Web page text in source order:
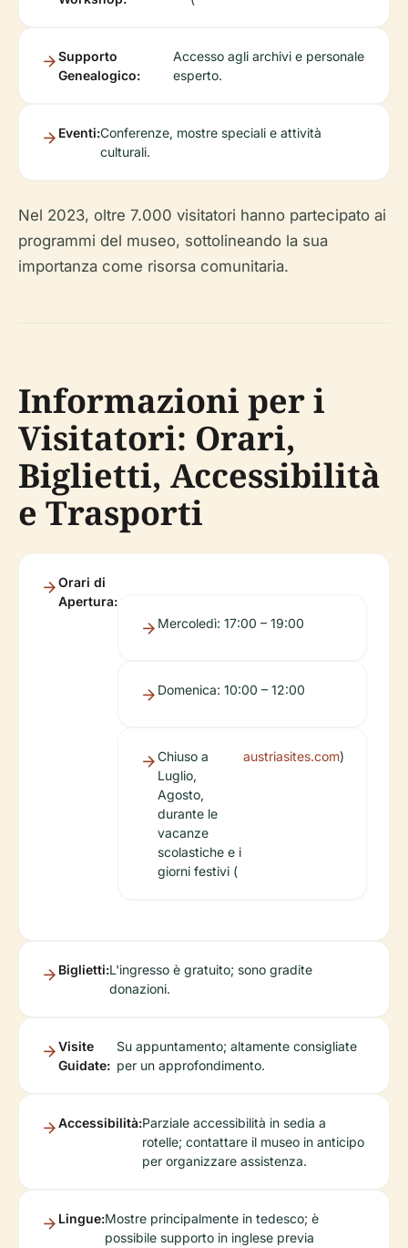
Supporto
Genealogico:
Accesso agli archivi e personale
esperto.
Eventi:Conferenze, mostre speciali e attività
culturali.
Nel 2023, oltre 7.000 visitatori hanno partecipato ai
programmi del museo, sottolineando la sua
importanza come risorsa comunitaria.
Informazioni per i
Visitatori: Orari,
Biglietti, Accessibilità
e Trasporti
Orari di
Apertura:
Mercoledì: 17:00 – 19:00
Domenica: 10:00 – 12:00
Chiuso a
Luglio,
Agosto,
durante le
vacanze
scolastiche e i
giorni festivi (
austriasites.com)
Biglietti:L'ingresso è gratuito; sono gradite
donazioni.
Visite
Guidate:
Su appuntamento; altamente consigliate
per un approfondimento.
Accessibilità:Parziale accessibilità in sedia a
rotelle; contattare il museo in anticipo
per organizzare assistenza.
Lingue:Mostre principalmente in tedesco; è
possibile supporto in inglese previa